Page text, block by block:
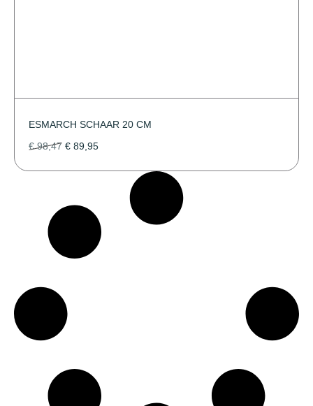
ESMARCH SCHAAR 20 CM
€98,47 € 89,95